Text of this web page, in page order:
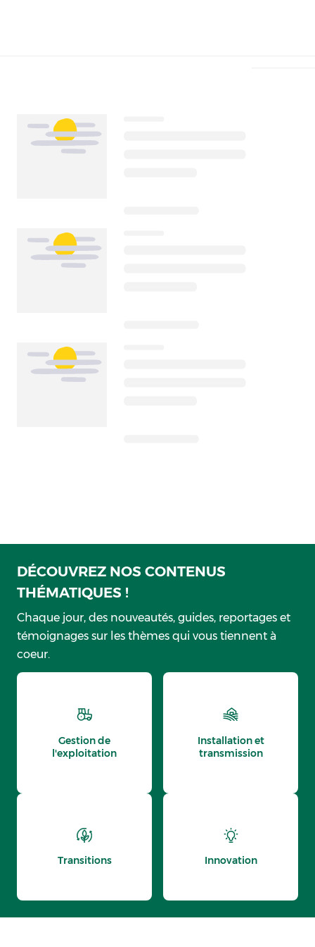
DÉCOUVREZ NOS CONTENUS
THÉMATIQUES !
Chaque jour, des nouveautés, guides, reportages et
témoignages sur les thèmes qui vous tiennent à
coeur.
Gestion de
l'exploitation
Installation et
transmission
Transitions Innovation